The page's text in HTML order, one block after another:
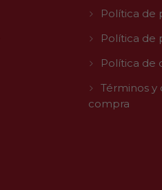
Política de
Política de
Política de
Términos y
compra